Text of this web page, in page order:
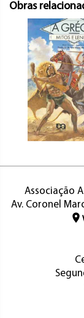
Obras
Associação
Av. Coronel